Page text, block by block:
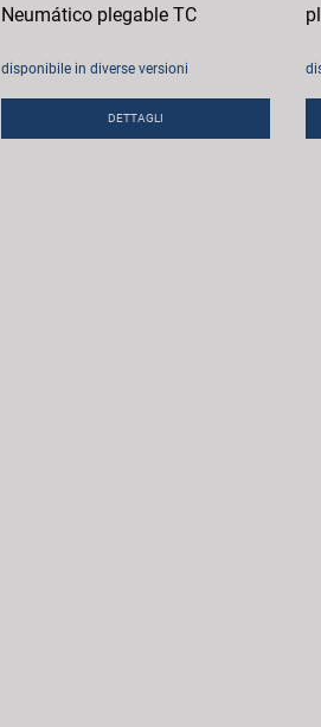
Neumático plegable TC
disponibile in diverse versioni
DETTAGLI